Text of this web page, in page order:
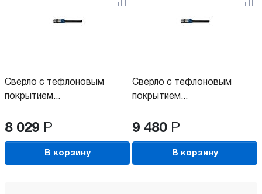
Сверло с тефлоновым
покрытием...
8 029 Р
В корзину
Сверло с тефлоновым
покрытием...
9 480 Р
В корзину